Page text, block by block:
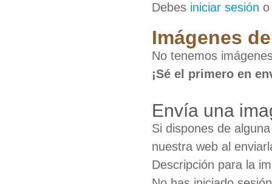
Debes iniciar sesión
Imágenes
No tenemos
¡Sé el primero en
Envía una
Si dispones de
nuestra web al
Descripción para la